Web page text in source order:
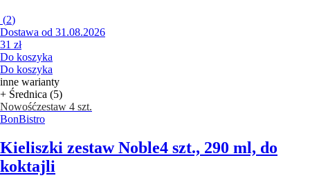
(2)
Dostawa od 31.08.2026
31 zł
Do koszyka
Do koszyka
inne warianty
+ Średnica (5)
Nowośćzestaw 4 szt.
BonBistro
Kieliszki zestaw Noble4 szt., 290 ml, do
koktajli